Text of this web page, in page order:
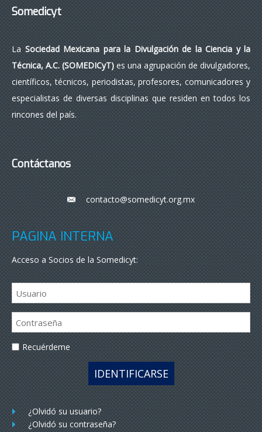
Somedicyt
LaSociedad Mexicana para la Divulgación de la Ciencia y la
Técnica, A.C. (SOMEDICyT)es una agrupación de divulgadores,
científicos, técnicos, periodistas, profesores, comunicadores y
especialistas de diversas disciplinas que residen en todos los
rincones del país.
Contáctanos
___contacto@somedicyt.org.mx
PÁGINA INTERNA
Acceso a Socios de la Somedicyt:
Recuérdeme
IDENTIFICARSE
¿Olvidó su usuario?
¿Olvidó su contraseña?